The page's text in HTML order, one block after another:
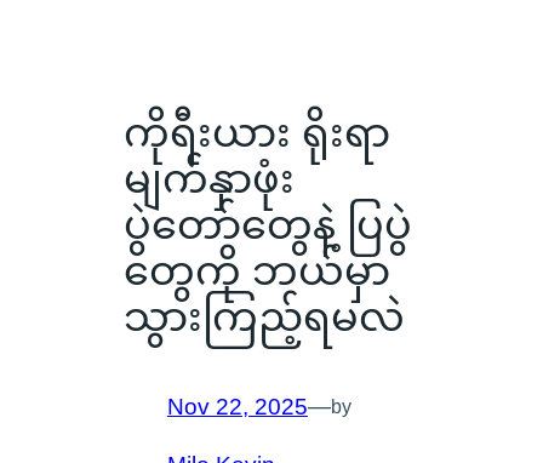
ကိုရီးယား ရိုးရာ
မျက်နှာဖုံး
ပွဲတော်တွေနဲ့ ပြပွဲ
တွေကို ဘယ်မှာ
သွားကြည့်ရမလဲ
Nov 22, 2025—by